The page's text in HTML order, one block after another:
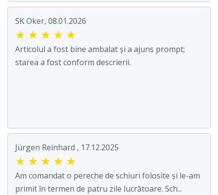
SK Oker, 08.01.2026
★ ★ ★ ★ ★
Articolul a fost bine ambalat și a ajuns prompt;
starea a fost conform descrierii.
Jürgen Reinhard , 17.12.2025
★ ★ ★ ★ ★
Am comandat o pereche de schiuri folosite și le-am
primit în termen de patru zile lucrătoare. Sch...